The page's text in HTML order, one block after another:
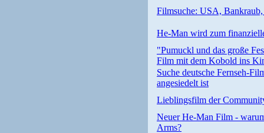
Filmsuche: USA,
He-Man wird zum
"Pumuckl und das große
Film mit dem Kobold ins
Suche deutsche Fernseh-
angesiedelt ist
Lieblingsfilm der
Neuer He-Man Film -
Arms?